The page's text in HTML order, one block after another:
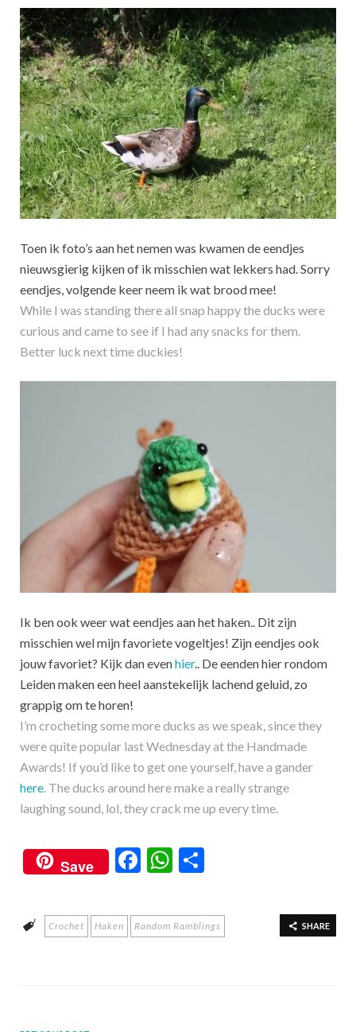
Toen ik foto’s aan het nemen was kwamen de eendjes
nieuwsgierig kijken of ik misschien wat lekkers had. Sorry
eendjes, volgende keer neem ik wat brood mee!
While I was standing there all snap happy the ducks were
curious and came to see if I had any snacks for them.
Better luck next time duckies!
Ik ben ook weer wat eendjes aan het haken.. Dit zijn
misschien wel mijn favoriete vogeltjes! Zijn eendjes ook
jouw favoriet? Kijk dan evenhier.. De eenden hier rondom
Leiden maken een heel aanstekelijk lachend geluid, zo
grappig om te horen!
I’m crocheting some more ducks as we speak, since they
were quite popular last Wednesday at the Handmade
Awards! If you’d like to get one yourself, have a gander
here . The ducks around here make a really strange
laughing sound, lol, they crack me up every time.
Save
F
e
b
W
at
s
ar
e
SHARE
Crochet Haken Random Ramblings